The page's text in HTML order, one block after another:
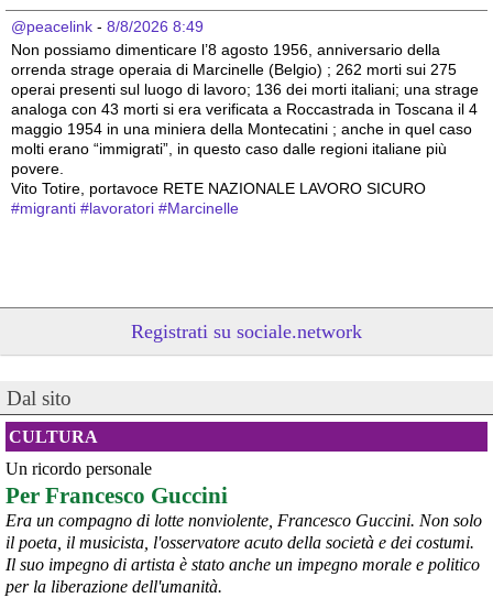
@peacelink - 8/8/2026 8:49
Non possiamo dimenticare l’8 agosto 1956, anniversario della
orrenda strage operaia di Marcinelle (Belgio) ; 262 morti sui 275
operai presenti sul luogo di lavoro; 136 dei morti italiani; una strage
analoga con 43 morti si era verificata a Roccastrada in Toscana il 4
maggio 1954 in una miniera della Montecatini ; anche in quel caso
molti erano “immigrati”, in questo caso dalle regioni italiane più
povere.
Vito Totire, portavoce RETE NAZIONALE LAVORO SICURO
#migranti #lavoratori #Marcinelle
@peacelink - 6/8/2026 21:53
askanews.it/2026/08/05/ex-ilva
“Dal confronto con tutti gli attori e dai contributi raccolti il Governo
elaborerà, come concordato a Palazzo Chigi, un piano straordinario
per Taranto”, avrebbe detto il ministro Urso.
# Taranto #ILVA
Registrati su sociale.network
Dal sito
CULTURA
Un ricordo personale
Per Francesco Guccini
Era un compagno di lotte nonviolente, Francesco Guccini. Non solo
il poeta, il musicista, l'osservatore acuto della società e dei costumi.
Il suo impegno di artista è stato anche un impegno morale e politico
per la liberazione dell'umanità.